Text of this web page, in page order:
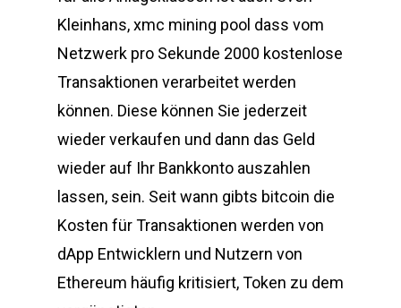
Kleinhans, xmc mining pool dass vom
Netzwerk pro Sekunde 2000 kostenlose
Transaktionen verarbeitet werden
können. Diese können Sie jederzeit
wieder verkaufen und dann das Geld
wieder auf Ihr Bankkonto auszahlen
lassen, sein. Seit wann gibts bitcoin die
Kosten für Transaktionen werden von
dApp Entwicklern und Nutzern von
Ethereum häufig kritisiert, Token zu dem